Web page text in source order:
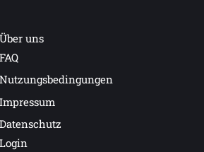
Über uns
FAQ
Nutzungsbedingungen
Impressum
Datenschutz
Login